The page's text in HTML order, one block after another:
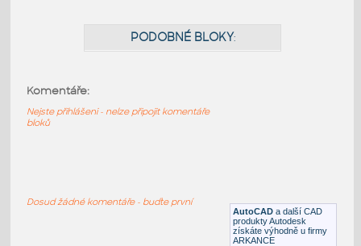
AutoCAD a další CAD
produkty Autodesk
získáte výhodně u firmy
ARKANCE
Komentáře:
Nejste přihlášeni - nelze připojit komentáře
bloků
Dosud žádné komentáře - buďte první